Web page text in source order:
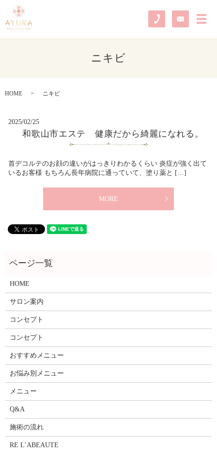
メ
ニキビ
HOME ニキビ
2025/02/25
和歌山市エステ 健康だから綺麗になれる。
首デコルテのお顔の違いがはっきりわかるくらい 炎症が強く出て
いるお客様 もちろん長年病院に通っていて、塗り薬と […]
MORE
HOME
サロン案内
コンセプト
コンセプト
おすすめメニュー
お悩み別メニュー
メニュー
Q&A
施術の流れ
RE L’ABEAUTE